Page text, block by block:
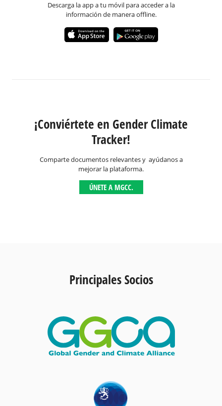
Descarga la app a tu móvil para acceder a la
información de manera offline.
¡Conviértete en Gender Climate
Tracker!
Comparte documentos relevantes y ayúdanos a
mejorar la plataforma.
ÚNETE A MGCC.
Principales Socios